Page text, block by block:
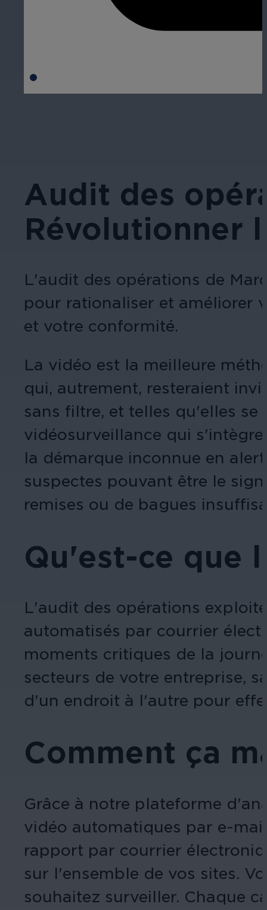
Audit des
Révolutionner
L'audit des opérations de
pour rationaliser et améliorer
et votre conformité.
La vidéo est la meilleure
qui, autrement, resteraient
sans filtre, et telles qu'elles
vidéosurveillance qui
la démarque inconnue en
suspectes pouvant être le
remises ou de bagues
Qu'est-ce que
L'audit des opérations
automatisés par courrier
moments critiques de la
secteurs de votre entreprise,
d'un endroit à l'autre pour
Comment ça
Grâce à notre plateforme
vidéo automatiques par e-
rapport par courrier
sur l'ensemble de vos sites.
souhaitez surveiller. Chaque